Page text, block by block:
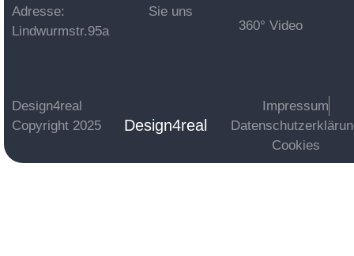
Adresse:
Lindwurmstr.95a
Sie uns
360° Video
Design4real
Copyright 2025
Design4real
Impressum
Cookies